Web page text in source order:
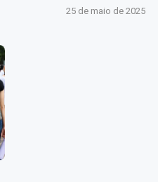
25 de maio de 2025